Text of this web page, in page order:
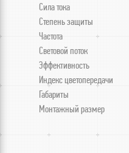
Сила тока
Степень защиты
Частота
Световой поток
Эффективность
Индекс цветопередачи
Габариты
Монтажный размер